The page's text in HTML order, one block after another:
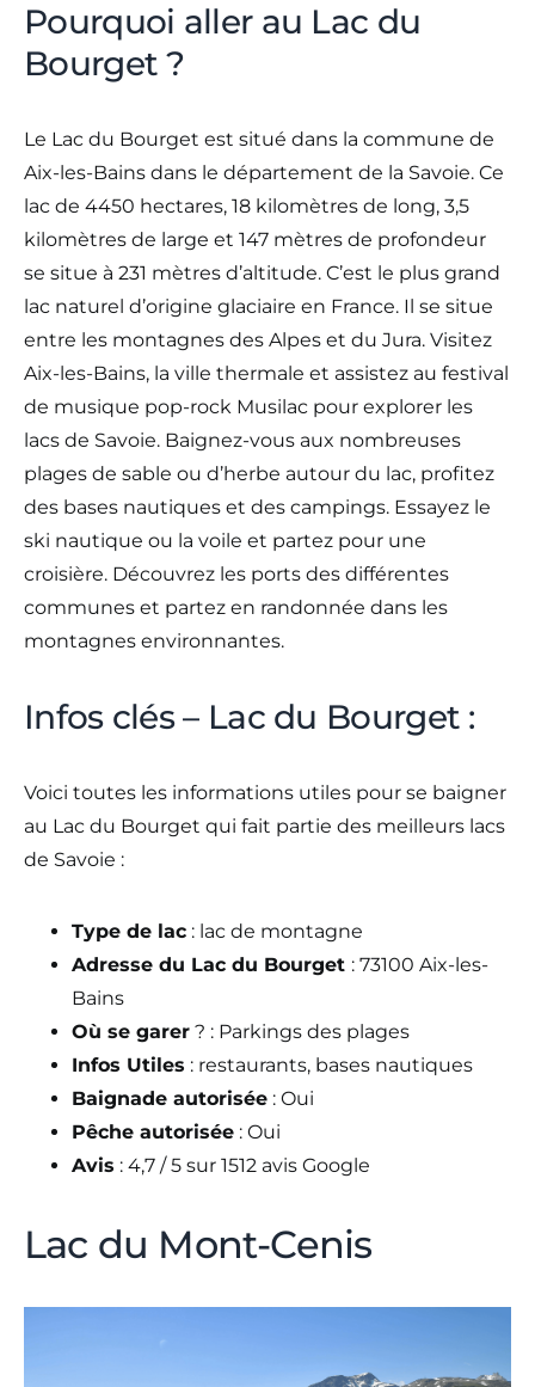
Pourquoi aller au Lac du
Bourget ?
Le Lac du Bourget est situé dans la commune de
Aix-les-Bains dans le département de la Savoie. Ce
lac de 4450 hectares, 18 kilomètres de long, 3,5
kilomètres de large et 147 mètres de profondeur
se situe à 231 mètres d’altitude. C’est le plus grand
lac naturel d’origine glaciaire en France. Il se situe
entre les montagnes des Alpes et du Jura. Visitez
Aix-les-Bains, la ville thermale et assistez au festival
de musique pop-rock Musilac pour explorer les
lacs de Savoie. Baignez-vous aux nombreuses
plages de sable ou d’herbe autour du lac, profitez
des bases nautiques et des campings. Essayez le
ski nautique ou la voile et partez pour une
croisière. Découvrez les ports des différentes
communes et partez en randonnée dans les
montagnes environnantes.
Infos clés – Lac du Bourget :
Voici toutes les informations utiles pour se baigner
au Lac du Bourget qui fait partie des meilleurs lacs
de Savoie :
Type de lac : lac de montagne
Adresse du Lac du Bourget : 73100 Aix-les-
Bains
Où se garer ? : Parkings des plages
Infos Utiles : restaurants, bases nautiques
Baignade autorisée : Oui
Pêche autorisée : Oui
Avis : 4,7 / 5 sur 1512 avis Google
Lac du Mont-Cenis